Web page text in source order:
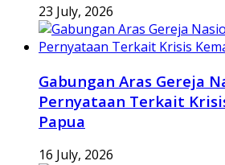
23 July, 2026
Gabungan Aras Gereja
Pernyataan Terkait
Papua
16 July, 2026